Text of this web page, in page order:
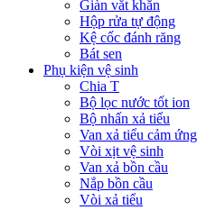
Giàn vắt khăn
Hộp rửa tự động
Kệ cốc đánh răng
Bát sen
Phụ kiện vệ sinh
Chia T
Bộ lọc nước tốt ion
Bộ nhấn xả tiểu
Van xả tiểu cảm ứng
Vòi xịt vệ sinh
Van xả bồn cầu
Nắp bồn cầu
Vòi xả tiểu